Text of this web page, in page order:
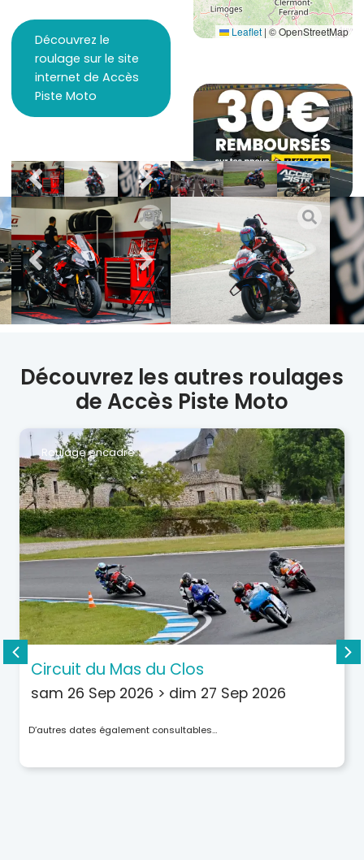
Découvrez le
roulage sur le site
internet de Accès
Piste Moto
Leaflet | © OpenStreetMap
Découvrez les autres roulages
de Accès Piste Moto
Roulage encadré
Circuit du Mas du Clos
sam 26 Sep 2026 > dim 27 Sep 2026
D’autres dates également consultables…